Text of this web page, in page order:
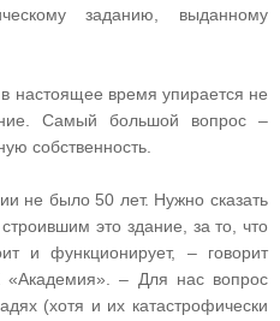
заданию, выданному
настоящее время упирается не
Самый большой вопрос –
собственность.
не было 50 лет. Нужно сказать
это здание, за то, что
и функционирует, – говорит
– Для нас вопрос
(хотя и их катастрофически